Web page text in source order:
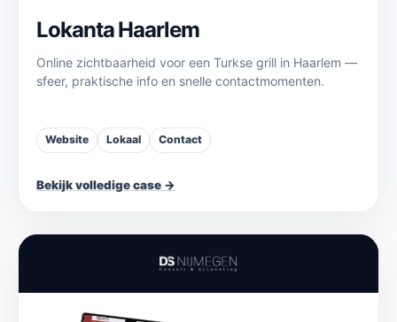
Lokanta Haarlem
Online zichtbaarheid voor een Turkse grill in Haarlem —
sfeer, praktische info en snelle contactmomenten.
Website Lokaal Contact
Bekijk volledige case →